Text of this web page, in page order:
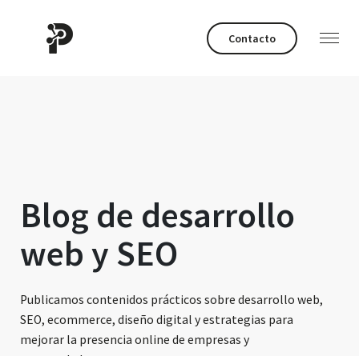
Contacto
Blog de desarrollo
web y SEO
Publicamos contenidos prácticos sobre desarrollo web,
SEO, ecommerce, diseño digital y estrategias para
mejorar la presencia online de empresas y